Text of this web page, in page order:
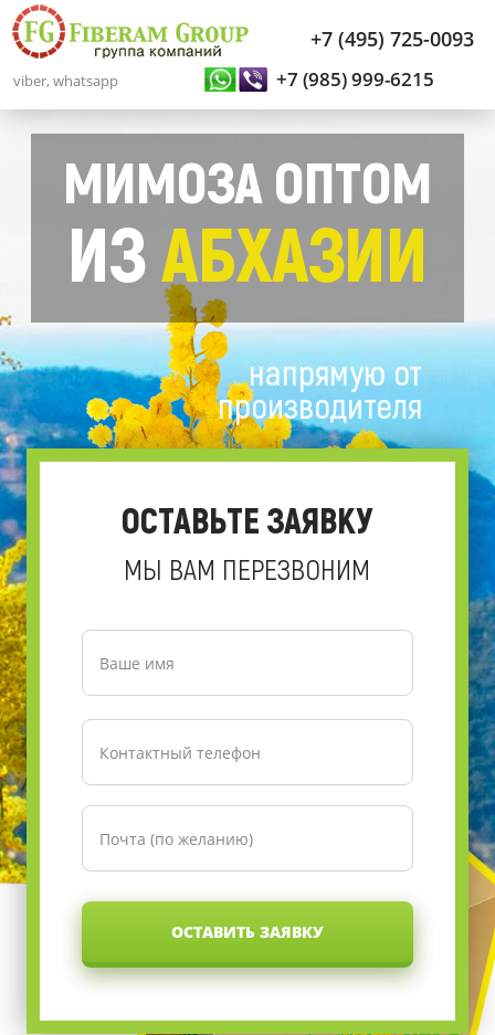
+7 (495) 725-0093
+7 (985) 999-6215
viber, whatsapp
ОСТАВИТЬ ЗАЯВКУ
ОСТАВЬТЕ ЗАЯВКУ
МЫ ВАМ ПЕРЕЗВОНИМ
напрямую от
производителя
МИМОЗА ОПТОМ
ИЗАБХАЗИИ